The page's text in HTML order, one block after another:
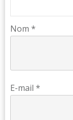
Nom *
E-mail *